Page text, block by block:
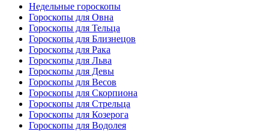
Недельные гороскопы
Гороскопы для Овна
Гороскопы для Тельца
Гороскопы для Близнецов
Гороскопы для Рака
Гороскопы для Льва
Гороскопы для Девы
Гороскопы для Весов
Гороскопы для Скорпиона
Гороскопы для Стрельца
Гороскопы для Козерога
Гороскопы для Водолея